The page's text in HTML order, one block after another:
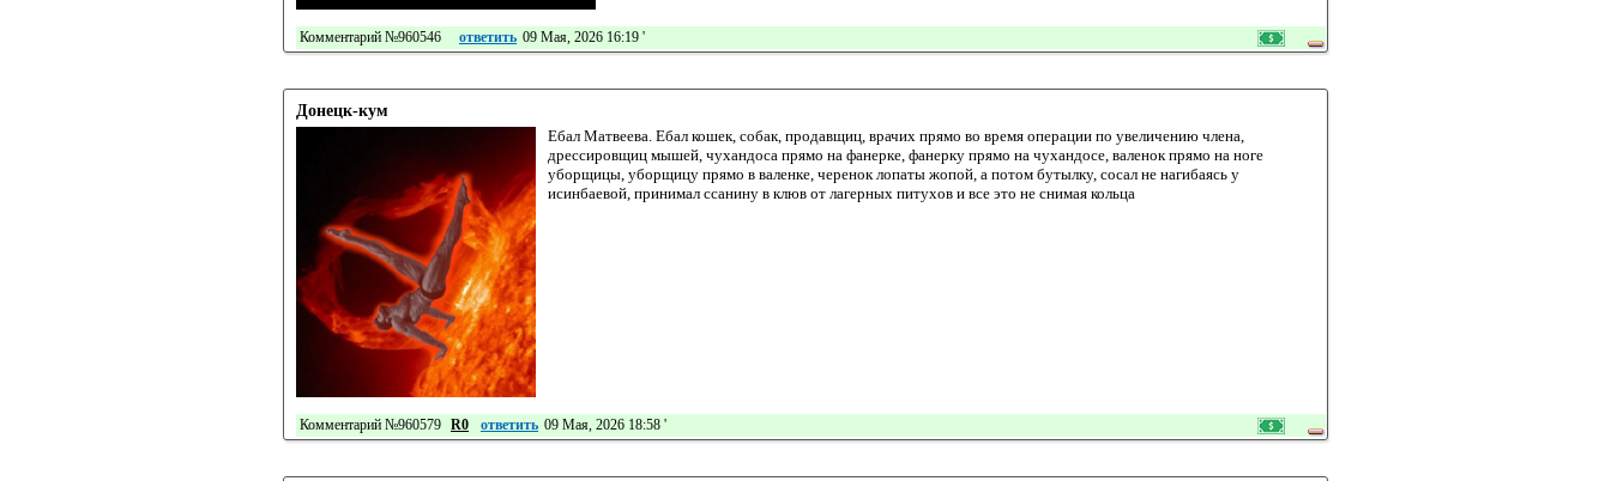
Комментарий №960546 ответить 09 Мая, 2026 16:19 '
Донецк-кум
Ебал Матвеева. Ебал кошек, собак, продавщиц, врачих прямо во время операции по увеличению члена,
дрессировщиц мышей, чухандоса прямо на фанерке, фанерку прямо на чухандосе, валенок прямо на ноге
уборщицы, уборщицу прямо в валенке, черенок лопаты жопой, а потом бутылку, сосал не нагибаясь у
исинбаевой, принимал ссанину в клюв от лагерных питухов и все это не снимая кольца
Комментарий №960579 R0 ответить 09 Мая, 2026 18:58 '